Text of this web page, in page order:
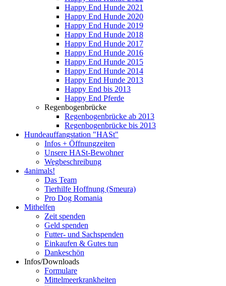
Happy End Hunde 2021
Happy End Hunde 2020
Happy End Hunde 2019
Happy End Hunde 2018
Happy End Hunde 2017
Happy End Hunde 2016
Happy End Hunde 2015
Happy End Hunde 2014
Happy End Hunde 2013
Happy End bis 2013
Happy End Pferde
Regenbogenbrücke
Regenbogenbrücke ab 2013
Regenbogenbrücke bis 2013
Hundeauffangstation "HASt"
Infos + Öffnungzeiten
Unsere HASt-Bewohner
Wegbeschreibung
4animals!
Das Team
Tierhilfe Hoffnung (Smeura)
Pro Dog Romania
Mithelfen
Zeit spenden
Geld spenden
Futter- und Sachspenden
Einkaufen & Gutes tun
Dankeschön
Infos/Downloads
Formulare
Mittelmeerkrankheiten